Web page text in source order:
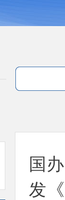
国
发